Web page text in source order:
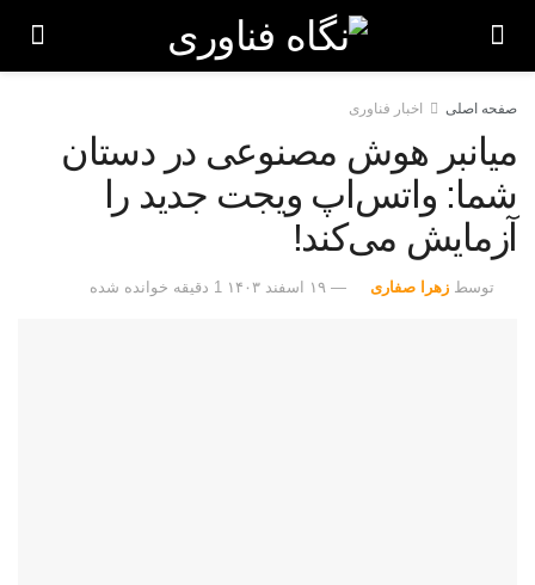
صفحه اصلی اخبار فناوری
میانبر هوش مصنوعی در دستان
شما: واتس‌اپ ویجت جدید را
آزمایش می‌کند!
توسط زهرا صفاری ۱۹ اسفند ۱۴۰۳ 1 دقیقه خوانده شده